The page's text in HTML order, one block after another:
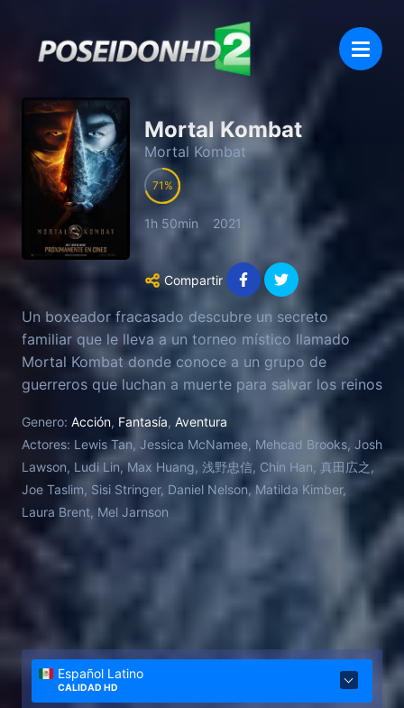
Mortal Kombat
Mortal Kombat
71
1h 50min 2021
Compartir
Un boxeador fracasado descubre un secreto
familiar que le lleva a un torneo místico llamado
Mortal Kombat donde conoce a un grupo de
guerreros que luchan a muerte para salvar los reinos
del malvado hechicero Shang Tsung.
Genero: Acción, Fantasía, Aventura
Actores: Lewis Tan, Jessica McNamee, Mehcad Brooks, Josh
Lawson, Ludi Lin, Max Huang, 浅野忠信, Chin Han, 真田広之,
Joe Taslim, Sisi Stringer, Daniel Nelson, Matilda Kimber,
Laura Brent, Mel Jarnson
Español Latino
CALIDAD HD